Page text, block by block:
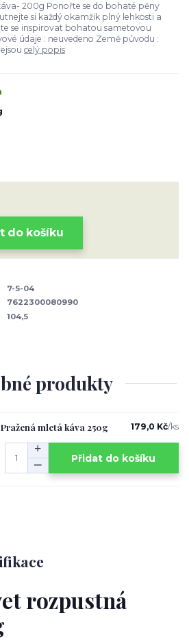
200g Ponořte se do bohaté pěny
si každý okamžik plný lehkosti a
se inspirovat bohatou sametovou
údaje : neuvedeno Země původu :
celý popis
do košíku
7-5-04
7622300080990
104,5
produkty
mletá káva 250g 179,0 Kč/ks
Přidat do košíku
rozpustná